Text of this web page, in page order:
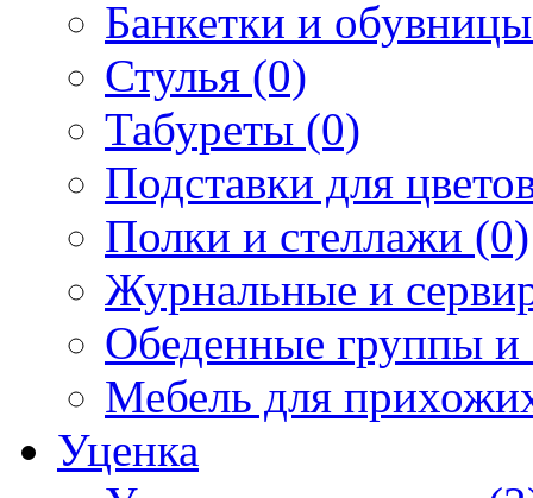
Банкетки и
Стулья (0)
Табуреты (0)
Подставки для
Полки и стеллажи (0)
Журнальные и
Обеденные группы и
Мебель для
Уценка